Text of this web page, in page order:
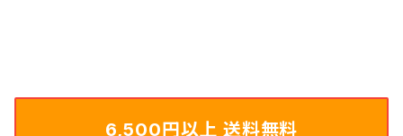
6,500円以上 送料無料